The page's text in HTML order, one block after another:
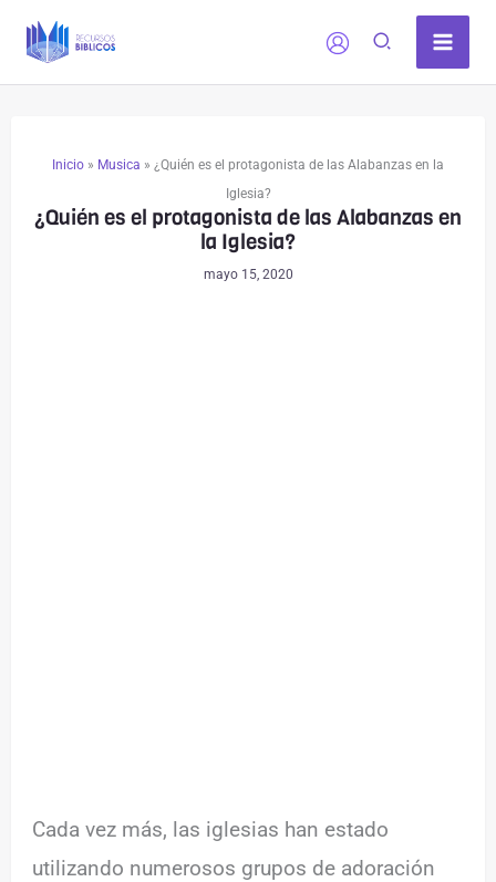
Inicio » Musica » ¿Quién es el protagonista de las Alabanzas en la
Iglesia?
¿Quién es el protagonista de las Alabanzas en
la Iglesia?
mayo 15, 2020
Cada vez más, las iglesias han estado
utilizando numerosos grupos de adoración